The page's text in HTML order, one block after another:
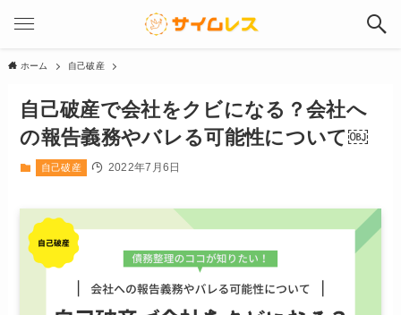
ホーム 自己破産
自己破産で会社をクビになる？会社へ
の報告義務やバレる可能性について￼
自己破産 2022年7月6日